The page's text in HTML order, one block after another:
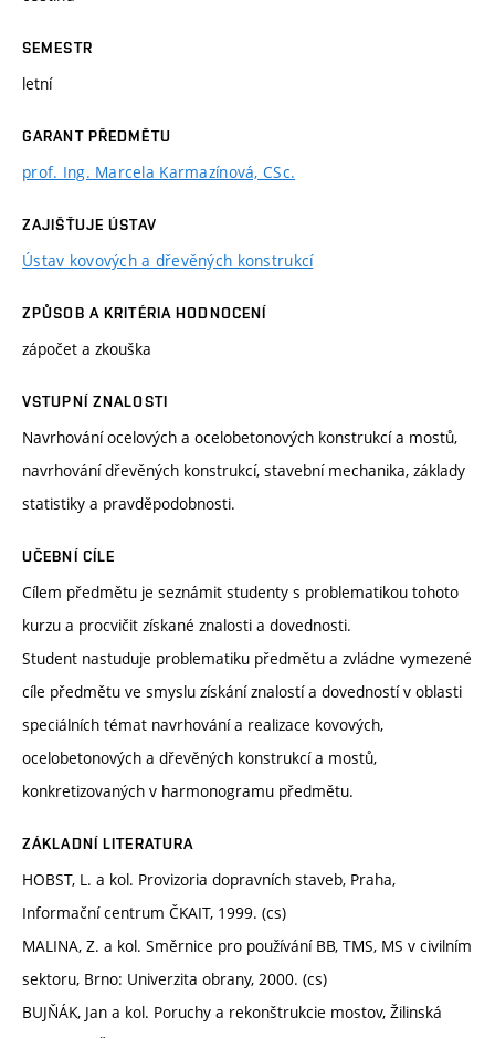
SEMESTR
letní
GARANT PŘEDMĚTU
prof. Ing. Marcela Karmazínová, CSc.
ZAJIŠŤUJE ÚSTAV
Ústav kovových a dřevěných konstrukcí
ZPŮSOB A KRITÉRIA HODNOCENÍ
zápočet a zkouška
VSTUPNÍ ZNALOSTI
Navrhování ocelových a ocelobetonových konstrukcí a mostů,
navrhování dřevěných konstrukcí, stavební mechanika, základy
statistiky a pravděpodobnosti.
UČEBNÍ CÍLE
Cílem předmětu je seznámit studenty s problematikou tohoto
kurzu a procvičit získané znalosti a dovednosti.
Student nastuduje problematiku předmětu a zvládne vymezené
cíle předmětu ve smyslu získání znalostí a dovedností v oblasti
speciálních témat navrhování a realizace kovových,
ocelobetonových a dřevěných konstrukcí a mostů,
konkretizovaných v harmonogramu předmětu.
ZÁKLADNÍ LITERATURA
HOBST, L. a kol. Provizoria dopravních staveb, Praha,
Informační centrum ČKAIT, 1999. (cs)
MALINA, Z. a kol. Směrnice pro používání BB, TMS, MS v civilním
sektoru, Brno: Univerzita obrany, 2000. (cs)
BUJŇÁK, Jan a kol. Poruchy a rekonštrukcie mostov, Žilinská